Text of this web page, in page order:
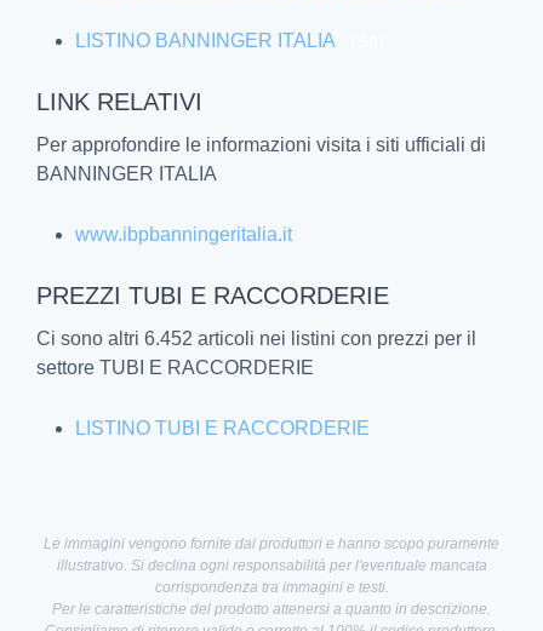
LISTINO BANNINGER ITALIA
LINK RELATIVI
Per approfondire le informazioni visita i siti ufficiali di
BANNINGER ITALIA
www.ibpbanningeritalia.it
PREZZI TUBI E RACCORDERIE
Ci sono altri 6.452 articoli nei listini con prezzi per il
settore TUBI E RACCORDERIE
LISTINO TUBI E RACCORDERIE
Le immagini vengono fornite dai produttori e hanno scopo puramente
illustrativo. Si declina ogni responsabilità per l'eventuale mancata
corrispondenza tra immagini e testi.
Per le caratteristiche del prodotto attenersi a quanto in descrizione.